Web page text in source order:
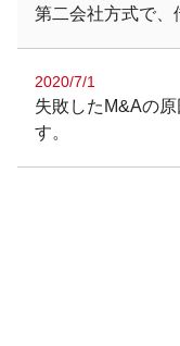
第二会社方式で、
2020/7/1
失敗したM&Aの
す。